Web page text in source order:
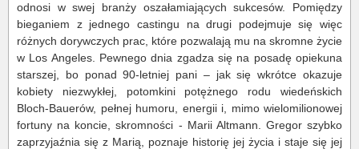
odnosi w swej branży oszałamiających sukcesów. Pomiędzy
bieganiem z jednego castingu na drugi podejmuje się więc
różnych dorywczych prac, które pozwalają mu na skromne życie
w Los Angeles. Pewnego dnia zgadza się na posadę opiekuna
starszej, bo ponad 90-letniej pani – jak się wkrótce okazuje
kobiety niezwykłej, potomkini potężnego rodu wiedeńskich
Bloch-Bauerów, pełnej humoru, energii i, mimo wielomilionowej
fortuny na koncie, skromności - Marii Altmann. Gregor szybko
zaprzyjaźnia się z Marią, poznaje historię jej życia i staje się jej